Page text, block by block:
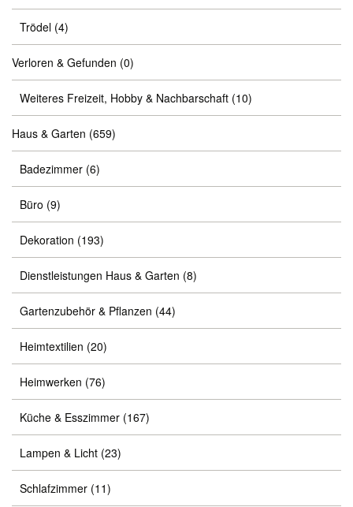
Trödel (4)
Verloren & Gefunden (0)
Weiteres Freizeit, Hobby & Nachbarschaft (10)
Haus & Garten (659)
Badezimmer (6)
Büro (9)
Dekoration (193)
Dienstleistungen Haus & Garten (8)
Gartenzubehör & Pflanzen (44)
Heimtextilien (20)
Heimwerken (76)
Küche & Esszimmer (167)
Lampen & Licht (23)
Schlafzimmer (11)